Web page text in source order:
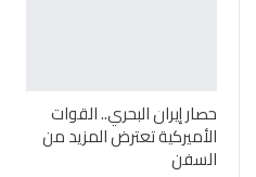
حصار إيران البحري.. القوات
الأميركية تعترض المزيد من
السفن